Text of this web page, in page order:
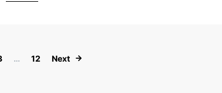
de entradas
… 12 Next